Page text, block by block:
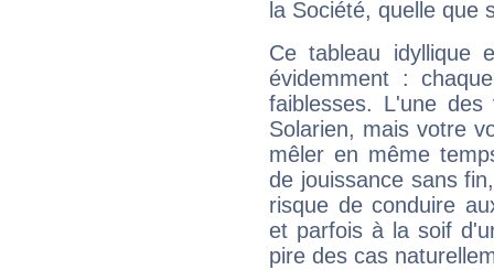
la Société, quelle que
Ce tableau idyllique
évidemment :
faiblesses. L'une
Solarien, mais votre
mêler en même
de jouissance sans
risque de conduire
et parfois à la soif
pire des cas